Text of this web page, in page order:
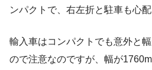
ンパクトで、右左折と駐車も心配
輸入車はコンパクトでも意外と
ので注意なのですが、幅が